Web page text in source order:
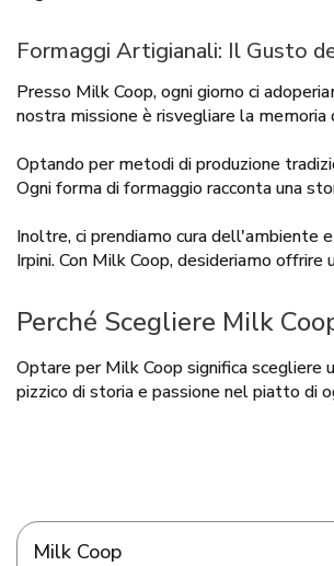
Formaggi Artigianali: Il Gusto
Presso Milk Coop, ogni giorno ci
nostra missione è risvegliare la
Optando per metodi di produzione
Ogni forma di formaggio racconta una
Inoltre, ci prendiamo cura dell'ambiente
Irpini. Con Milk Coop, desideriamo
Perché Scegliere Milk
Optare per Milk Coop significa scegliere
pizzico di storia e passione nel piatto di
Milk Coop